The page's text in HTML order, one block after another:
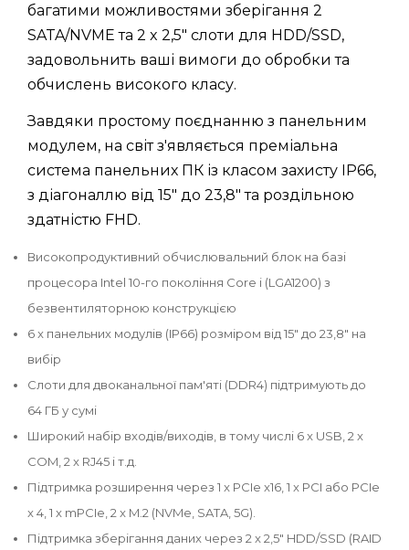
багатими можливостями зберігання 2
SATA/NVME та 2 x 2,5" слоти для HDD/SSD,
задовольнить ваші вимоги до обробки та
обчислень високого класу.
Завдяки простому поєднанню з панельним
модулем, на світ з'являється преміальна
система панельних ПК із класом захисту IP66,
з діагоналлю від 15" до 23,8" та роздільною
здатністю FHD.
Високопродуктивний обчислювальний блок на базі
процесора Intel 10-го покоління Core i (LGA1200) з
безвентиляторною конструкцією
6 x панельних модулів (IP66) розміром від 15" до 23,8" на
вибір
Слоти для двоканальної пам'яті (DDR4) підтримують до
64 ГБ у сумі
Широкий набір входів/виходів, в тому числі 6 x USB, 2 x
COM, 2 x RJ45 і т.д.
Підтримка розширення через 1 x PCIe x16, 1 x PCI або PCIe
x 4, 1 x mPCIe, 2 x M.2 (NVMe, SATA, 5G).
Підтримка зберігання даних через 2 x 2,5" HDD/SSD (RAID